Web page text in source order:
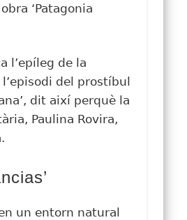
‘Patagonia
l’epíleg de la
del prostíbul
dit així perquè la
Paulina Rovira,
un entorn natural